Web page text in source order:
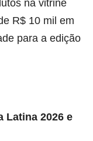
na vitrine
R$ 10 mil em
para a edição
Latina 2026 e